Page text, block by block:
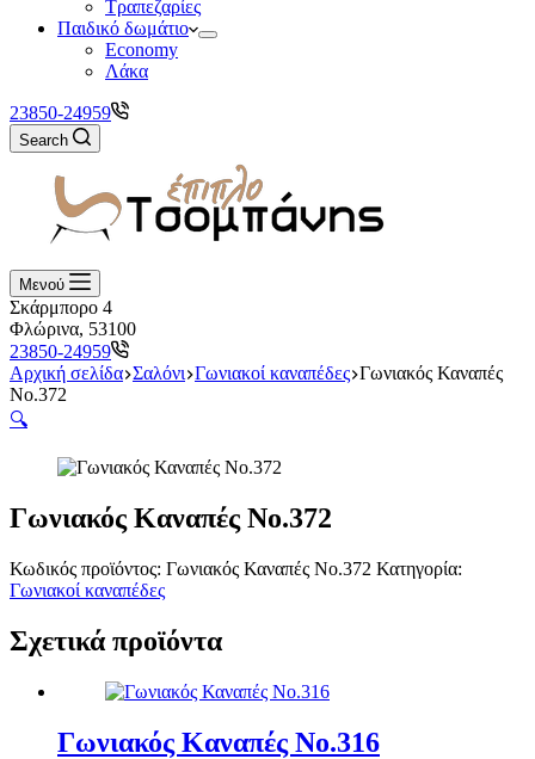
Τραπεζαρίες
Παιδικό δωμάτιο
Economy
Λάκα
23850-24959
Search
Μενού
Σκάρμπορο 4
Φλώρινα, 53100
23850-24959
Αρχική σελίδα Σαλόνι Γωνιακοί καναπέδες Γωνιακός Καναπές
Νο.372
🔍
Γωνιακός Καναπές Νο.372
Κωδικός προϊόντος: Γωνιακός Καναπές Νο.372 Κατηγορία:
Γωνιακοί καναπέδες
Σχετικά προϊόντα
Γωνιακός Καναπές Νο.316